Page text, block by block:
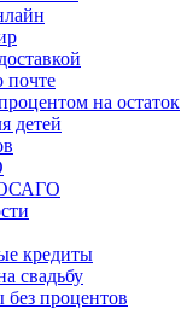
почте
на остаток
детей
ОСАГО
кредиты
свадьбу
процентов